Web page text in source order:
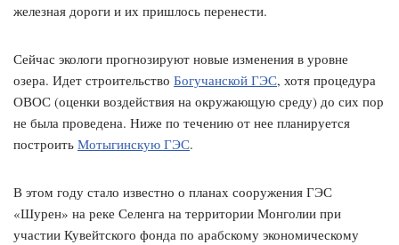
железная дороги и их пришлось перенести.
Сейчас экологи прогнозируют новые изменения в уровне
озера. Идет строительство Богучанской ГЭС, хотя процедура
ОВОС (оценки воздействия на окружающую среду) до сих пор
не была проведена. Ниже по течению от нее планируется
построить Мотыгинскую ГЭС.
В этом году стало известно о планах сооружения ГЭС
«Шурен» на реке Селенга на территории Монголии при
участии Кувейтского фонда по арабскому экономическому